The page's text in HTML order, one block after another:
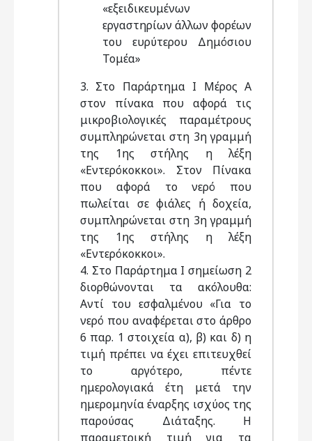
«εξειδικευμένων
εργαστηρίων άλλων φορέων
του ευρύτερου Δημόσιου
Τομέα»
3. Στο Παράρτημα Ι Μέρος Α
στον πίνακα που αφορά τις
μικροβιολογικές παραμέτρους
συμπληρώνεται στη 3η γραμμή
της 1ης στήλης η λέξη
«Εντερόκοκκοι». Στον Πίνακα
που αφορά το νερό που
πωλείται σε φιάλες ή δοχεία,
συμπληρώνεται στη 3η γραμμή
της 1ης στήλης η λέξη
«Εντερόκοκκοι».
4. Στο Παράρτημα Ι σημείωση 2
διορθώνονται τα ακόλουθα:
Αντί του εσφαλμένου «Για το
νερό που αναφέρεται στο άρθρο
6 παρ. 1 στοιχεία α), β) και δ) η
τιμή πρέπει να έχει επιτευχθεί
το αργότερο, πέντε
ημερολογιακά έτη μετά την
ημερομηνία έναρξης ισχύος της
παρούσας Διάταξης. Η
παραμετρική τιμή για τα